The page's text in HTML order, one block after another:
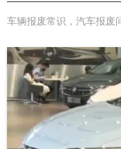
车辆报废常识，汽车报废